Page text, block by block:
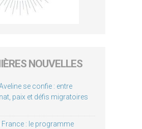
NOUVELLES
se confie : entre
paix et défis migratoires
France : le programme